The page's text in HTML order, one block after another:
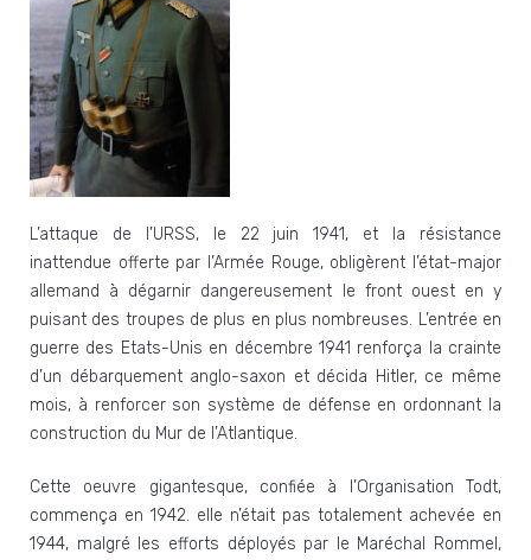
L’attaque de l’URSS, le 22 juin 1941, et la résistance
inattendue offerte par l’Armée Rouge, obligèrent l’état-major
allemand à dégarnir dangereusement le front ouest en y
puisant des troupes de plus en plus nombreuses. L’entrée en
guerre des Etats-Unis en décembre 1941 renforça la crainte
d’un débarquement anglo-saxon et décida Hitler, ce même
mois, à renforcer son système de défense en ordonnant la
construction du Mur de l’Atlantique.
Cette oeuvre gigantesque, confiée à l’Organisation Todt,
commença en 1942. elle n’était pas totalement achevée en
1944, malgré les efforts déployés par le Maréchal Rommel,